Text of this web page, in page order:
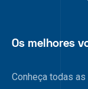
Os melhores
Conheça todas